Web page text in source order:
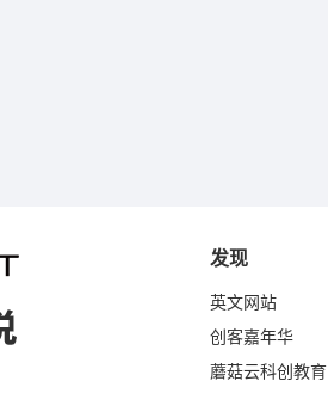
发现
英文网站
创客嘉年华
蘑菇云科创教育